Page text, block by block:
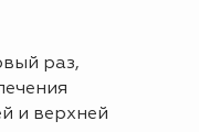
раз,
и верхней